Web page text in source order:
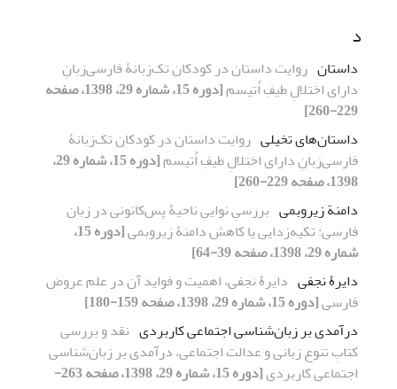
د
داستان روایت داستان‌ در کودکان تک‌زبانۀ فارسی‌زبانِ
دارای ‌اختلالِ طیفِ اُتیسم
[دوره 15، شماره 29، 1398، صفحه
229-260]
داستان‌های تخیلی روایت داستان‌ در کودکان تک‌زبانۀ
فارسی‌زبانِ دارای ‌اختلالِ طیفِ اُتیسم
[دوره 15، شماره 29،
1398، صفحه 229-260]
دامنة زیروبمی بررسیِ نواییِ ناحیۀ پس‌کانونی در زبان
فارسی: تکیه‌زدایی یا کاهش دامنۀ زیروبمی
[دوره 15،
شماره 29، 1398، صفحه 39-64]
دایرۀ نجفی دایرۀ نجفی، اهمیت و فواید آن در علم عروض
فارسی[دوره 15، شماره 29، 1398، صفحه 159-180]
درآمدی بر زبان‌شناسی اجتماعی کاربردی نقد و بررسی
کتابِ تنوع زبانی و عدالت اجتماعی، درآمدی بر زبان‌شناسی
اجتماعی کاربردی
[دوره 15، شماره 29، 1398، صفحه 263-